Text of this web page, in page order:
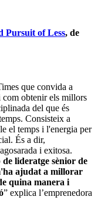
Pursuit of Less, de
que convida a
com obtenir els millors
del que és
Consisteix a
el temps i l'energia per
És a dir,
i exitosa.
lideratge sènior de
ajudat a millorar
quina manera i
” explica l’emprenedora